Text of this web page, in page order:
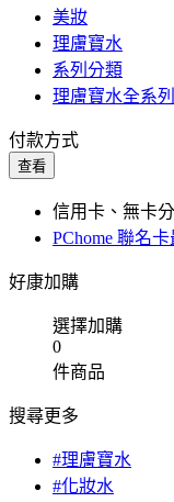
美妝
理膚寶水
系列分類
理膚寶水全系列
付款方式
查看
信用卡、無卡
PChome 聯名
好康加購
選擇加購
0
件商品
搜尋更多
#理膚寶水
#化妝水